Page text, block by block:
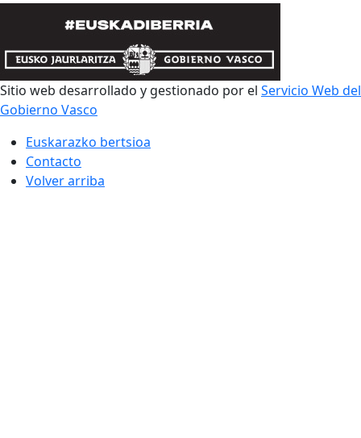
Sitio web desarrollado y gestionado por el Servicio Web del
Gobierno Vasco
Euskarazko bertsioa
Contacto
Volver arriba